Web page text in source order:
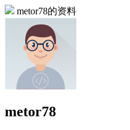
metor78的资料
metor78